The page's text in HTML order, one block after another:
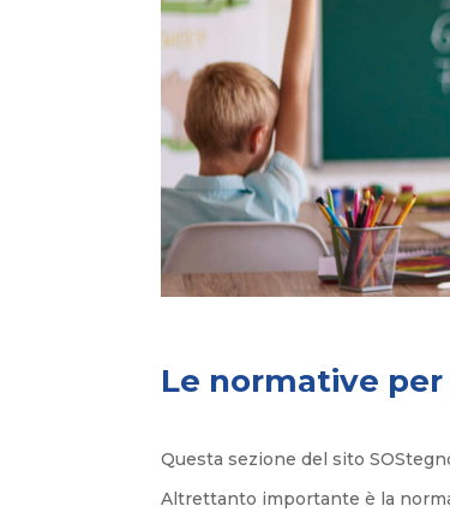
Le normative per
Questa sezione del sito
Altrettanto importante è la